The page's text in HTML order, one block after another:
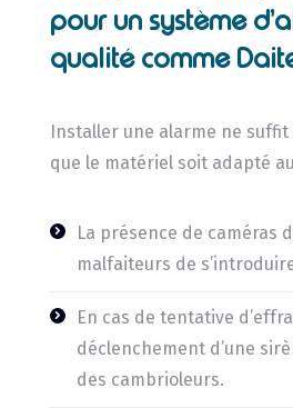
pour un système
qualité comme
Installer une alarme ne
que le matériel soit adapté
La présence de caméras
malfaiteurs de
En cas de tentative
déclenchement d’une
des cambrioleurs.